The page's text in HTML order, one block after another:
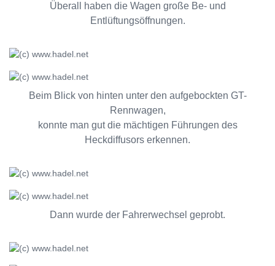
Überall haben die Wagen große Be- und
Entlüftungsöffnungen.
Beim Blick von hinten unter den aufgebockten GT-
Rennwagen,
konnte man gut die mächtigen Führungen des
Heckdiffusors erkennen.
Dann wurde der Fahrerwechsel geprobt.